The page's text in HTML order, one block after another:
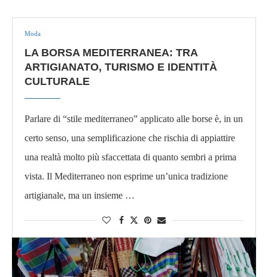
Moda
LA BORSA MEDITERRANEA: TRA
ARTIGIANATO, TURISMO E IDENTITÀ
CULTURALE
Parlare di “stile mediterraneo” applicato alle borse è, in un
certo senso, una semplificazione che rischia di appiattire
una realtà molto più sfaccettata di quanto sembri a prima
vista. Il Mediterraneo non esprime un’unica tradizione
artigianale, ma un insieme …